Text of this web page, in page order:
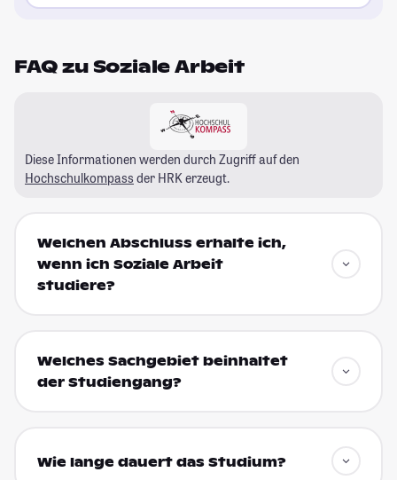
FAQ zu Soziale Arbeit
Diese Informationen werden durch Zugriff auf den
Hochschulkompass der HRK erzeugt.
Welchen Abschluss erhalte ich,
wenn ich Soziale Arbeit
studiere?
Welches Sachgebiet beinhaltet
der Studiengang?
Wie lange dauert das Studium?